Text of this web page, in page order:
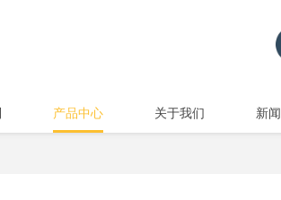
产品中心 关于我们 新闻